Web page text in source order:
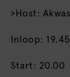
>Host:
Inloop: 19.45
Start: 20.00